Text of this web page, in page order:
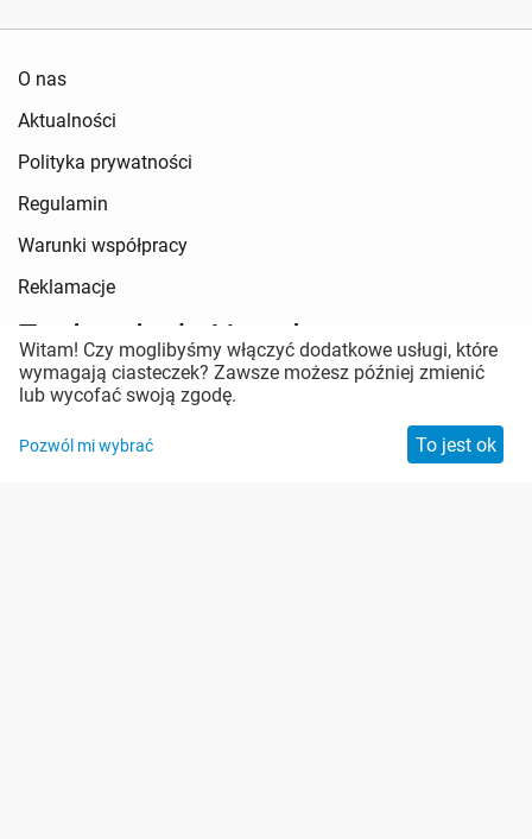
O nas
Aktualności
Polityka prywatności
Regulamin
Warunki współpracy
Reklamacje
Zapisz się do Newslettera
Pozostań w kontakcie
Witam! Czy moglibyśmy włączyć dodatkowe usługi, które
wymagają ciasteczek? Zawsze możesz później zmienić
lub wycofać swoją zgodę.
Pozwól mi wybrać To jest ok